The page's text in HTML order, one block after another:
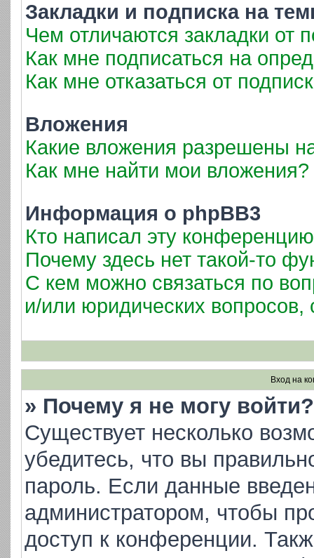
Закладки и подписка на
Чем отличаются закладки от
Как мне подписаться на
Как мне отказаться от
Вложения
Какие вложения разрешены
Как мне найти мои вложения?
Информация о phpBB3
Кто написал эту
Почему здесь нет такой-то
С кем можно связаться по
и/или юридических
Вход на
» Почему я не могу войти?
Существует несколько
убедитесь, что вы
пароль. Если данные
администратором, чтобы
доступ к конференции.